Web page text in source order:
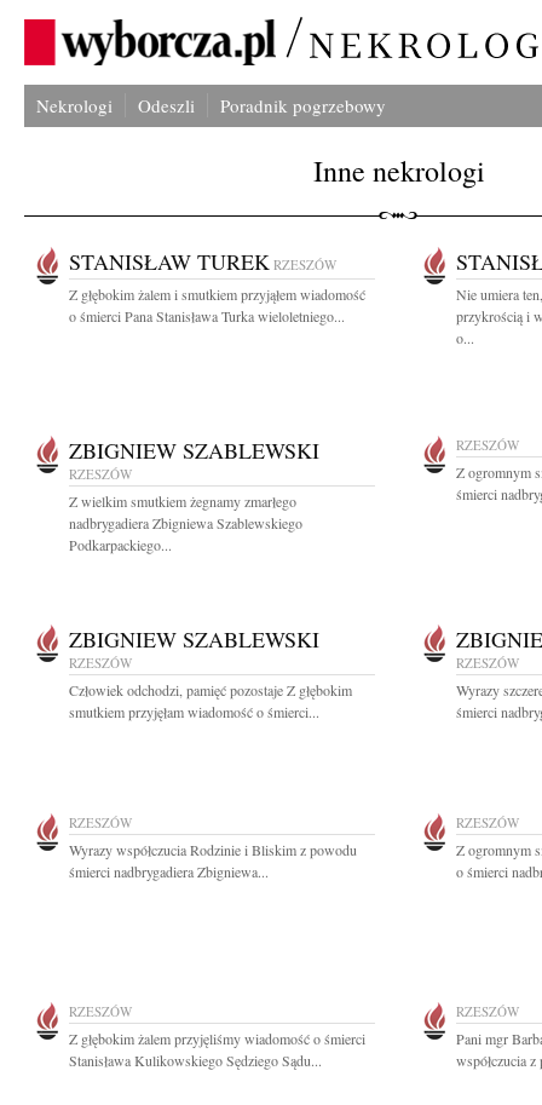
Nekrologi Odeszli Poradnik pogrzebowy
Inne nekrologi
STANISŁAW TUREK RZESZÓW
Z głębokim żalem i smutkiem przyjąłem wiadomość
o śmierci Pana Stanisława Turka wieloletniego...
Nie umiera
przykrością i
o...
ZBIGNIEW SZABLEWSKI
RZESZÓW
Z wielkim smutkiem żegnamy zmarłego
nadbrygadiera Zbigniewa Szablewskiego
Podkarpackiego...
RZESZÓW
Z ogromnym
śmierci
ZBIGNIEW SZABLEWSKI
RZESZÓW
Człowiek odchodzi, pamięć pozostaje Z głębokim
smutkiem przyjęłam wiadomość o śmierci...
RZESZÓW
Wyrazy
śmierci
RZESZÓW
Wyrazy współczucia Rodzinie i Bliskim z powodu
śmierci nadbrygadiera Zbigniewa...
RZESZÓW
Z ogromnym
o śmierci
RZESZÓW
Z głębokim żalem przyjęliśmy wiadomość o śmierci
Stanisława Kulikowskiego Sędziego Sądu...
RZESZÓW
Pani mgr
współczucia